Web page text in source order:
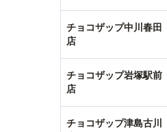
チョコザップ中川春田
店
チョコザップ岩塚駅前
店
チョコザップ津島古川